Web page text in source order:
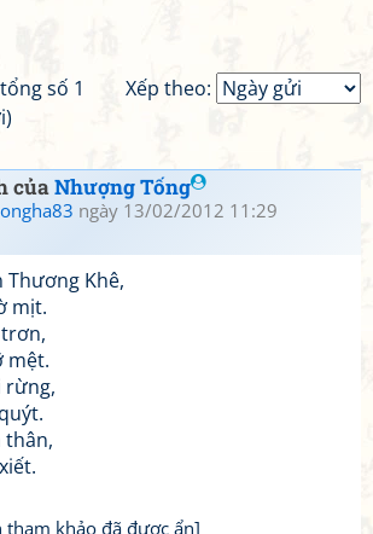
Xếp theo:
số 1
củaNhượng Tống
ngày 13/02/2012 11:29
Khê,
mịt.
mệt.
rừng,
thân,
tham khảo đã được ẩn]